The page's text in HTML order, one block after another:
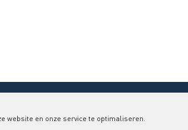
website en onze service te optimaliseren.